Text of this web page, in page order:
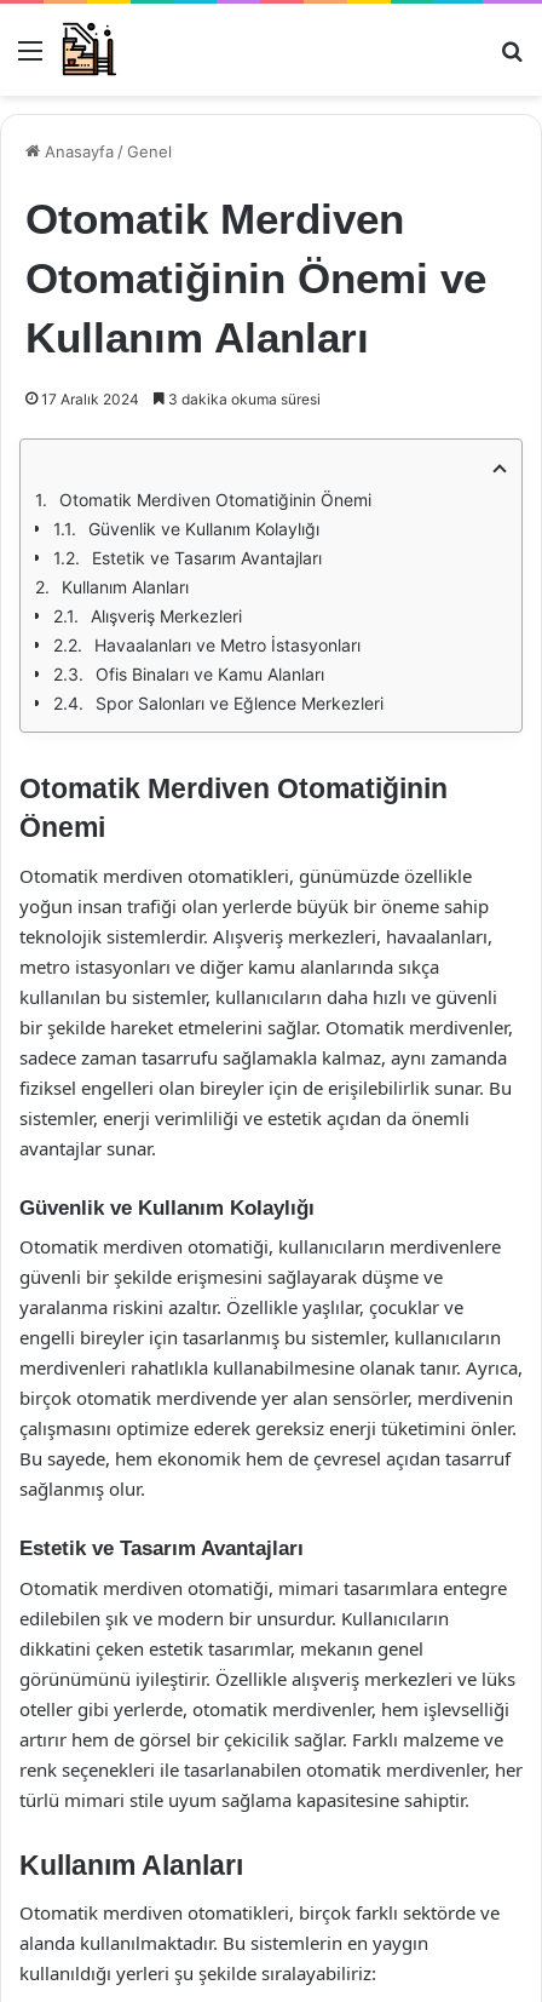
Menü
Anasayfa /Genel
Otomatik Merdiven
Otomatiğinin Önemi ve
Kullanım Alanları
17 Aralık 2024 3 dakika okuma süresi
Otomatik Merdiven Otomatiğinin Önemi
Güvenlik ve Kullanım Kolaylığı
Estetik ve Tasarım Avantajları
Kullanım Alanları
Alışveriş Merkezleri
Havaalanları ve Metro İstasyonları
Ofis Binaları ve Kamu Alanları
Spor Salonları ve Eğlence Merkezleri
Otomatik Merdiven Otomatiğinin
Önemi
Otomatik merdiven otomatikleri, günümüzde özellikle
yoğun insan trafiği olan yerlerde büyük bir öneme sahip
teknolojik sistemlerdir. Alışveriş merkezleri, havaalanları,
metro istasyonları ve diğer kamu alanlarında sıkça
kullanılan bu sistemler, kullanıcıların daha hızlı ve güvenli
bir şekilde hareket etmelerini sağlar. Otomatik merdivenler,
sadece zaman tasarrufu sağlamakla kalmaz, aynı zamanda
fiziksel engelleri olan bireyler için de erişilebilirlik sunar. Bu
sistemler, enerji verimliliği ve estetik açıdan da önemli
avantajlar sunar.
Güvenlik ve Kullanım Kolaylığı
Otomatik merdiven otomatiği, kullanıcıların merdivenlere
güvenli bir şekilde erişmesini sağlayarak düşme ve
yaralanma riskini azaltır. Özellikle yaşlılar, çocuklar ve
engelli bireyler için tasarlanmış bu sistemler, kullanıcıların
merdivenleri rahatlıkla kullanabilmesine olanak tanır. Ayrıca,
birçok otomatik merdivende yer alan sensörler, merdivenin
çalışmasını optimize ederek gereksiz enerji tüketimini önler.
Bu sayede, hem ekonomik hem de çevresel açıdan tasarruf
sağlanmış olur.
Estetik ve Tasarım Avantajları
Otomatik merdiven otomatiği, mimari tasarımlara entegre
edilebilen şık ve modern bir unsurdur. Kullanıcıların
dikkatini çeken estetik tasarımlar, mekanın genel
görünümünü iyileştirir. Özellikle alışveriş merkezleri ve lüks
oteller gibi yerlerde, otomatik merdivenler, hem işlevselliği
artırır hem de görsel bir çekicilik sağlar. Farklı malzeme ve
renk seçenekleri ile tasarlanabilen otomatik merdivenler, her
türlü mimari stile uyum sağlama kapasitesine sahiptir.
Kullanım Alanları
Otomatik merdiven otomatikleri, birçok farklı sektörde ve
alanda kullanılmaktadır. Bu sistemlerin en yaygın
kullanıldığı yerleri şu şekilde sıralayabiliriz: